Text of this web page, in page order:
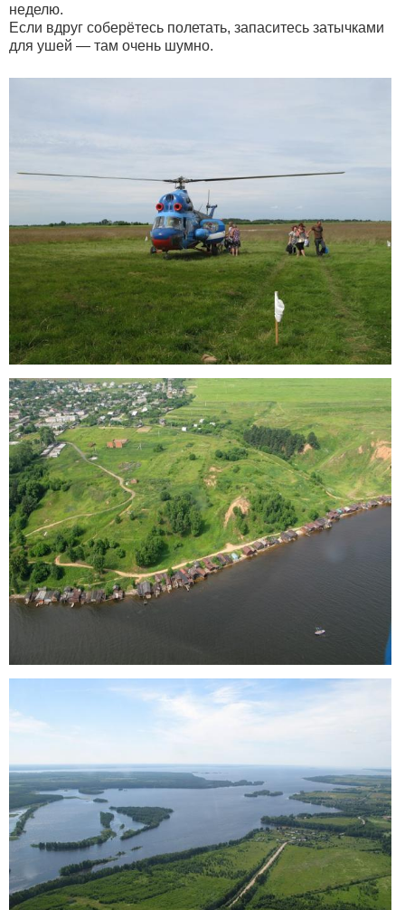
неделю.
Если вдруг соберётесь полетать, запаситесь затычками
для ушей — там очень шумно.